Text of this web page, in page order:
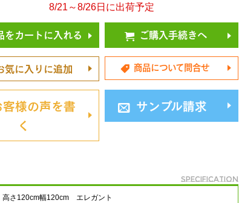
8/21～8/26日に出荷予定
をカートに入れる ご購入手続きへ
気に入りに追加 商品について問合せ
客様の声を書
く
サンプル請求
specification
さ120cm幅120cm エレガント